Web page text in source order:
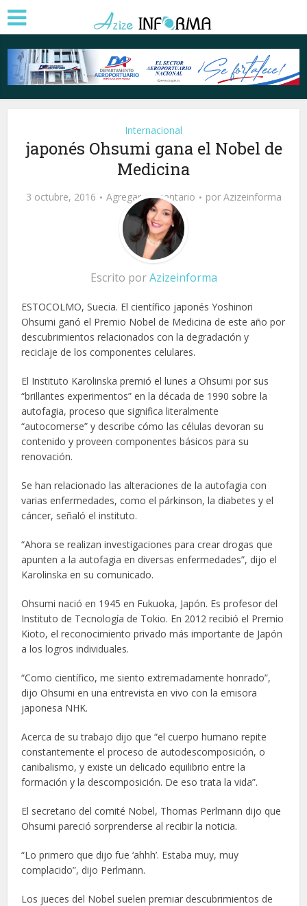
Internacional
japonés Ohsumi gana el Nobel de
Medicina
3 octubre, 2016 Agregar comentario por Azizeinforma
Escrito porAzizeinforma
ESTOCOLMO, Suecia. El científico japonés Yoshinori
Ohsumi ganó el Premio Nobel de Medicina de este año por
descubrimientos relacionados con la degradación y
reciclaje de los componentes celulares.
El Instituto Karolinska premió el lunes a Ohsumi por sus
“brillantes experimentos” en la década de 1990 sobre la
autofagia, proceso que significa literalmente
“autocomerse” y describe cómo las células devoran su
contenido y proveen componentes básicos para su
renovación.
Se han relacionado las alteraciones de la autofagia con
varias enfermedades, como el párkinson, la diabetes y el
cáncer, señaló el instituto.
“Ahora se realizan investigaciones para crear drogas que
apunten a la autofagia en diversas enfermedades”, dijo el
Karolinska en su comunicado.
Ohsumi nació en 1945 en Fukuoka, Japón. Es profesor del
Instituto de Tecnología de Tokio. En 2012 recibió el Premio
Kioto, el reconocimiento privado más importante de Japón
a los logros individuales.
“Como científico, me siento extremadamente honrado”,
dijo Ohsumi en una entrevista en vivo con la emisora
japonesa NHK.
Acerca de su trabajo dijo que “el cuerpo humano repite
constantemente el proceso de autodescomposición, o
canibalismo, y existe un delicado equilibrio entre la
formación y la descomposición. De eso trata la vida”.
El secretario del comité Nobel, Thomas Perlmann dijo que
Ohsumi pareció sorprenderse al recibir la noticia.
“Lo primero que dijo fue ‘ahhh’. Estaba muy, muy
complacido”, dijo Perlmann.
Los jueces del Nobel suelen premiar descubrimientos de